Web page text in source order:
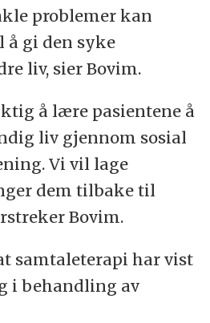
problemer kan
gi den syke
liv, sier Bovim.
å lære pasientene å
liv gjennom sosial
Vi vil lage
dem tilbake til
Bovim.
samtaleterapi har vist
i behandling av